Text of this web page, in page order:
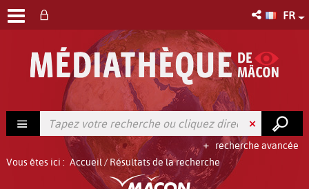
FR
recherche avancée
Vous êtes ici : Accueil/ Résultats de la recherche